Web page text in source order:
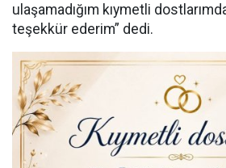
ulaşamadığım kıymetli
teşekkür ederim” dedi.